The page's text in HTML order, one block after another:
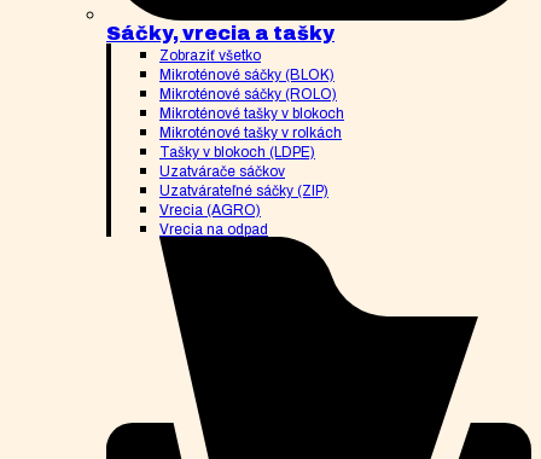
Sáčky, vrecia a tašky
Zobraziť všetko
Mikroténové sáčky (BLOK)
Mikroténové sáčky (ROLO)
Mikroténové tašky v blokoch
Mikroténové tašky v rolkách
Tašky v blokoch (LDPE)
Uzatvárače sáčkov
Uzatvárateľné sáčky (ZIP)
Vrecia (AGRO)
Vrecia na odpad